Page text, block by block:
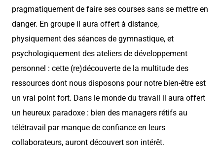
pragmatiquement de faire ses courses sans se mettre en
danger. En groupe il aura offert à distance,
physiquement des séances de gymnastique, et
psychologiquement des ateliers de développement
personnel : cette (re)découverte de la multitude des
ressources dont nous disposons pour notre bien-être est
un vrai point fort. Dans le monde du travail il aura offert
un heureux paradoxe : bien des managers rétifs au
télétravail par manque de confiance en leurs
collaborateurs, auront découvert son intérêt.